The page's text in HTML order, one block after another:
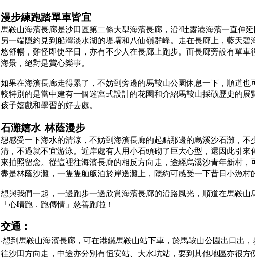
漫步練跑踏單車皆宜
馬鞍山海濱長廊是沙田區第二條大型海濱長廊，沿?吐露港海濱一直伸
另一端隱約見到船灣淡水湖的堤壩和八仙嶺群峰。走在長廊上，藍天
悠舒暢，難怪即使平日，亦有不少人在長廊上跑步。而長廊旁設有單
海景，絕對是賞心樂事。
如果在海濱長廊走得累了，不妨到旁邊的馬鞍山公園休息一下，順道
較特別的是當中建有一個迷宮式設計的花園和介紹馬鞍山採礦歷史的
孩子嬉戲和學習的好去處。
石灘嬉水 林蔭漫步
想感受一下海水的清涼，不妨到海濱長廊的起點那邊的烏溪沙石灘，
清，不過就不宜游泳。近岸處有人用小石頭砌了巨大心型，還因此引
來拍照留念。從這裡往海濱長廊的相反方向走，途經烏溪沙青年新村
盡是林蔭沙灘，一隻隻舢舨泊於岸邊灘上，隱約可感受一下昔日小漁村
想與我們一起，一邊跑步一邊欣賞海濱長廊的沿路風光，順道在馬鞍
「心晴跑．跑傳情」慈善跑啦！
交通：
‧想到馬鞍山海濱長廊，可在港鐵馬鞍山站下車，於馬鞍山公園出口出
往沙田方向走，中途亦分別有恒安站、大水坑站，要到其他地區亦很方